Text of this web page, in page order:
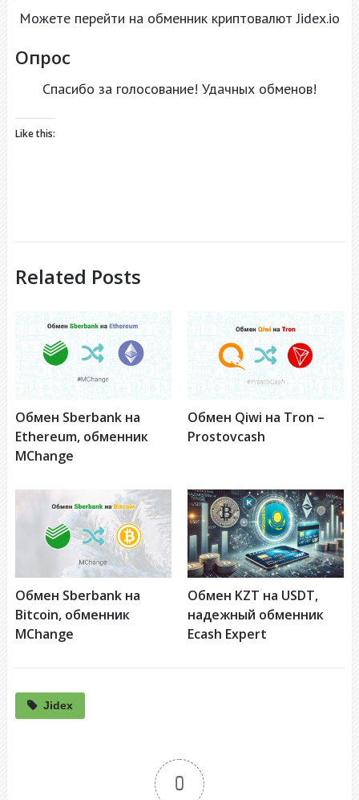
Можете перейти на обменник криптовалют Jidex.io
Опрос
Спасибо за голосование! Удачных обменов!
Like this:
Related Posts
Обмен Sberbank на
Ethereum, обменник
MChange
Обмен Qiwi на Tron –
Prostovcash
Обмен Sberbank на
Bitcoin, обменник
MChange
Обмен KZT на USDT,
надежный обменник
Ecash Expert
Jidex
0